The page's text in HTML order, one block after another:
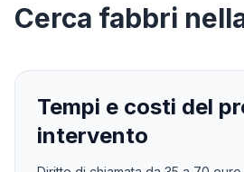
Cerca fabbri
Tempi e costi del
intervento